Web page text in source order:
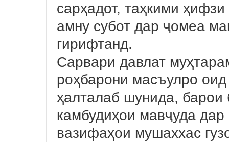
сарҳадот, таҳкими
амну субот дар ҷомеа
гирифтанд.
Сарвари давлат
роҳбарони масъулро
ҳалталаб шунида,
камбудиҳои мавҷуда
вазифаҳои мушаххас